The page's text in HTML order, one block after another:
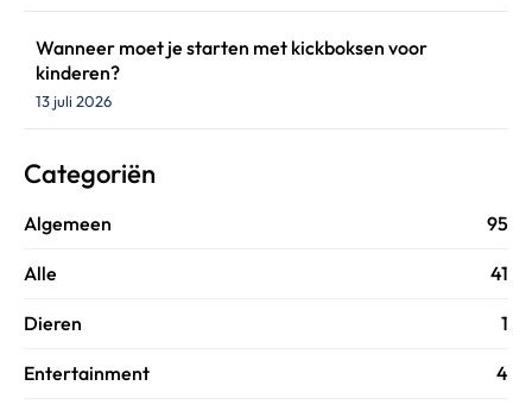
Wanneer moet je starten met kickboksen voor
kinderen?
13 juli 2026
Categoriën
Algemeen 95
Alle 41
Dieren 1
Entertainment 4